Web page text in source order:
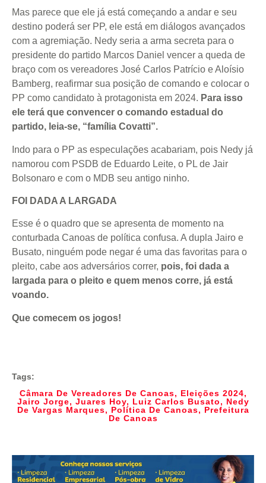
Mas parece que ele já está começando a andar e seu
destino poderá ser PP, ele está em diálogos avançados
com a agremiação. Nedy seria a arma secreta para o
presidente do partido Marcos Daniel vencer a queda de
braço com os vereadores José Carlos Patrício e Aloísio
Bamberg, reafirmar sua posição de comando e colocar o
PP como candidato à protagonista em 2024. Para isso
ele terá que convencer o comando estadual do
partido, leia-se, “família Covatti”.
Indo para o PP as especulações acabariam, pois Nedy já
namorou com PSDB de Eduardo Leite, o PL de Jair
Bolsonaro e com o MDB seu antigo ninho.
FOI DADA A LARGADA
Esse é o quadro que se apresenta de momento na
conturbada Canoas de política confusa. A dupla Jairo e
Busato, ninguém pode negar é uma das favoritas para o
pleito, cabe aos adversários correr, pois, foi dada a
largada para o pleito e quem menos corre, já está
voando.
Que comecem os jogos!
Tags:
Câmara De Vereadores De Canoas, Eleições 2024,
Jairo Jorge, Juares Hoy, Luiz Carlos Busato, Nedy
De Vargas Marques, Política De Canoas, Prefeitura
De Canoas